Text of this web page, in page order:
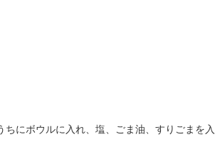
にボウルに入れ、塩、ごま油、すりごまを